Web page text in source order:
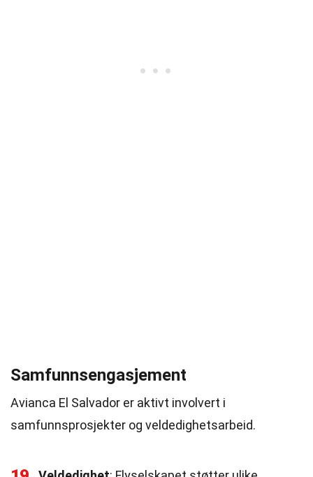
Samfunnsengasjement
Avianca El Salvador er aktivt involvert i
samfunnsprosjekter og veldedighetsarbeid.